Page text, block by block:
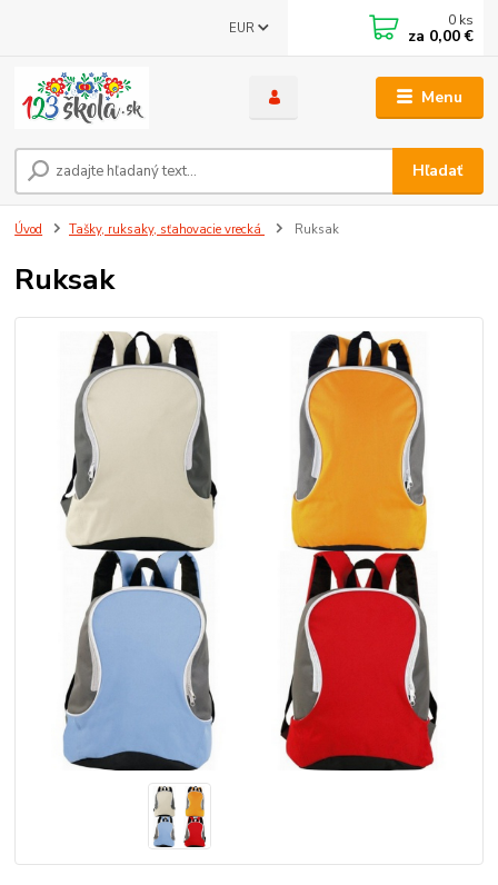
Menu
EUR
Hľadať
0 ks
za 0,00 €
Úvod Tašky, ruksaky, sťahovacie vrecká Ruksak
Ruksak